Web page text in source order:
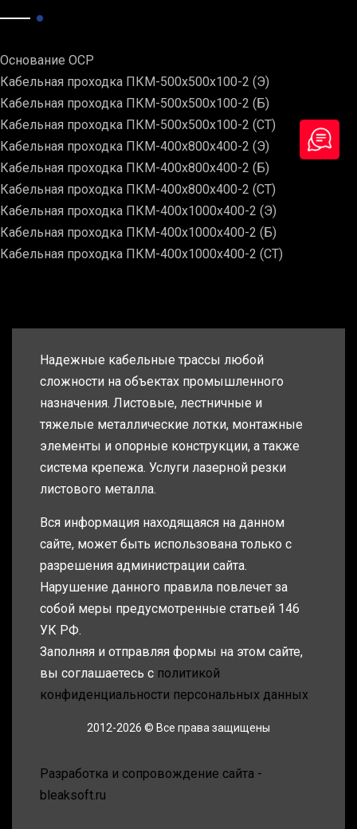
Основание ОСР
Кабельная проходка ПКМ-500х500х100-2 (Э)
Кабельная проходка ПКМ-500х500х100-2 (Б)
Кабельная проходка ПКМ-500х500х100-2 (СТ)
Кабельная проходка ПКМ-400х800х400-2 (Э)
Кабельная проходка ПКМ-400х800х400-2 (Б)
Кабельная проходка ПКМ-400х800х400-2 (СТ)
Кабельная проходка ПКМ-400х1000х400-2 (Э)
Кабельная проходка ПКМ-400х1000х400-2 (Б)
Кабельная проходка ПКМ-400х1000х400-2 (СТ)
Надежные кабельные трассы любой
сложности на объектах промышленного
назначения. Листовые, лестничные и
тяжелые металлические лотки, монтажные
элементы и опорные конструкции, а также
система крепежа. Услуги лазерной резки
листового металла.
Вся информация находящаяся на данном
сайте, может быть использована только с
разрешения администрации сайта.
Нарушение данного правила повлечет за
собой меры предусмотренные статьей 146
УК РФ.
Заполняя и отправляя формы на этом сайте,
вы соглашаетесь с политикой
конфиденциальности персональных данных
2012-2026 © Все права защищены
Разработка и сопровождение сайта -
bleaksoft.ru